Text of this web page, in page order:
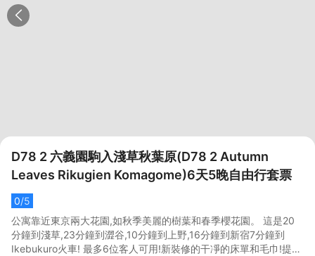
D78 2 六義園駒入淺草秋葉原(D78 2 Autumn
Leaves Rikugien Komagome)6天5晚自由行套票
0/5
公寓靠近東京兩大花園,如秋季美麗的樹葉和春季櫻花園。 這是20
分鐘到淺草,23分鐘到澀谷,10分鐘到上野,16分鐘到新宿7分鐘到
Ikebukuro火車! 最多6位客人可用!新裝修的干凈的床單和毛巾!提供